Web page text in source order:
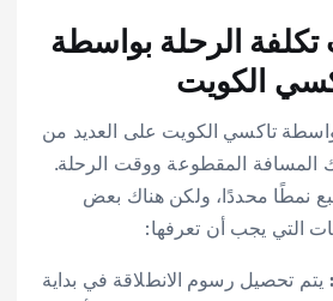
الرحلة بواسطة
الكويت
تاكسي الكويت على العديد من
المسافة المقطوعة ووقت الرحلة.
نمطًا محددًا، ولكن هناك بعض
التي يجب أن تعرفها:
يتم تحصيل رسوم الانطلاقة في بداية